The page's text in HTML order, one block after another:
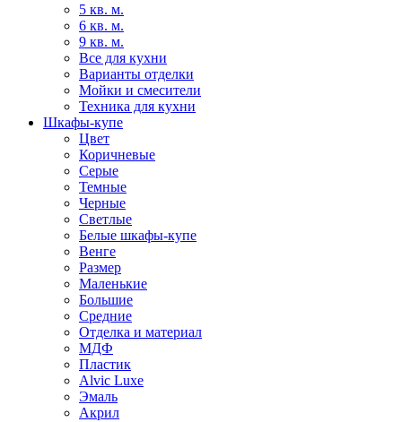
5 кв. м.
6 кв. м.
9 кв. м.
Все для кухни
Варианты отделки
Мойки и смесители
Техника для кухни
Шкафы-купе
Цвет
Коричневые
Серые
Темные
Черные
Светлые
Белые шкафы-купе
Венге
Размер
Маленькие
Большие
Средние
Отделка и материал
МДФ
Пластик
Alvic Luxe
Эмаль
Акрил